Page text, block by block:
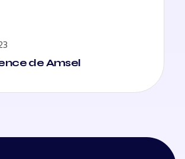
de Amsel